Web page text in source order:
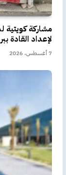
مشاركة كويتية
لإعداد القادة
7 أغسطس، 2026